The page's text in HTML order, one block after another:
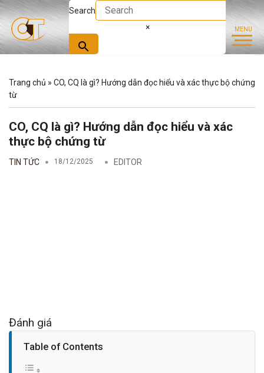
Search
×
Trang chủ » CO, CQ là gì? Hướng dẫn đọc hiểu và xác thực bộ chứng
từ
CO, CQ là gì? Hướng dẫn đọc hiểu và xác
thực bộ chứng từ
TIN TỨC 18/12/2025 EDITOR
Đánh giá
Table of Contents